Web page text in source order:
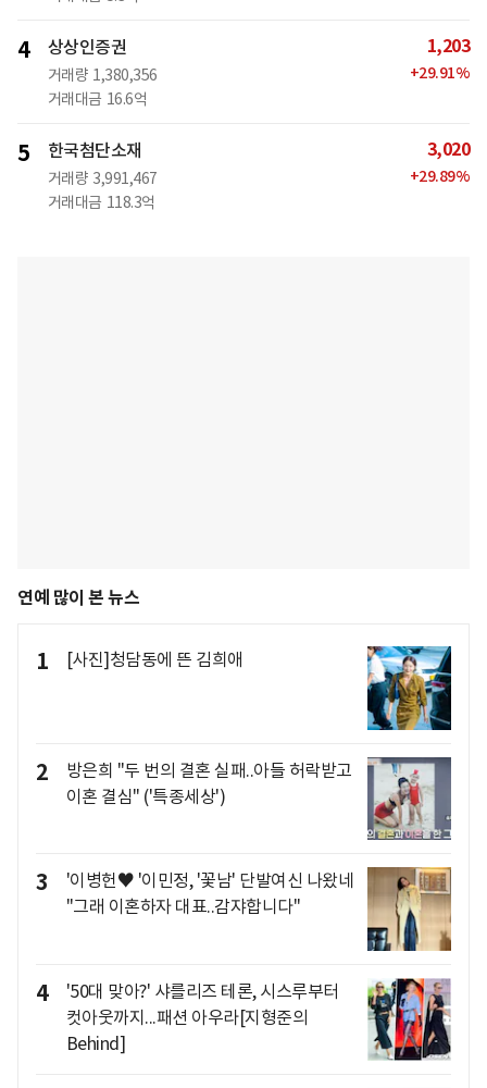
4 상상인증권
거래량 1,380,356
거래대금 16.6억
1,203
+29.91%
5 한국첨단소재
거래량 3,991,467
거래대금 118.3억
3,020
+29.89%
연예 많이 본 뉴스
1 [사진]청담동에 뜬 김희애
2
방은희 "두 번의 결혼 실패..아들 허락받고
이혼 결심" ('특종세상')
3
'이병헌♥ '이민정, '꽃남' 단발여신 나왔네
"그래 이혼하자 대표..감쟈합니다"
4
'50대 맞아?' 샤를리즈 테론, 시스루부터
컷아웃까지...패션 아우라[지형준의
Behind]